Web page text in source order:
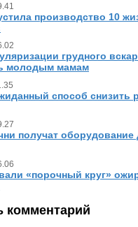
производство 10
грудного
молодым мамам
способ снизить
получат оборудование
«порочный круг»
комментарий